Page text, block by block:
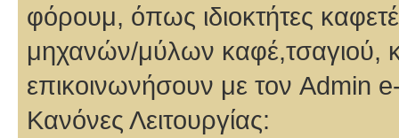
φόρουμ, όπως ιδιοκτήτες
μηχανών/μύλων καφέ,τσαγιού,
επικοινωνήσουν με τον Admin
Κανόνες Λειτουργίας: